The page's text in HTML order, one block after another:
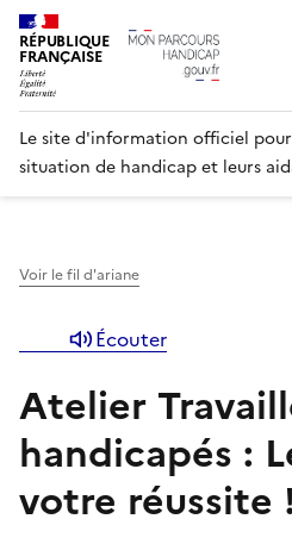
RÉPUBLIQUE
FRANÇAISE
Le site d'information officiel pour
situation de handicap et leurs
Voir le fil d'ariane
Écouter
Atelier
handicapés :
votre réussite !